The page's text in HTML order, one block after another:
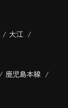
大江
鹿児島本線